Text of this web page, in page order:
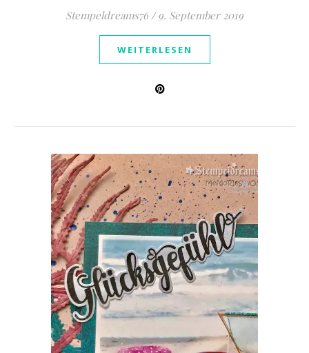
Stempeldreams76 / 9. September 2019
WEITERLESEN